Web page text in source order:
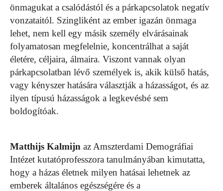
önmagukat a csalódástól és a párkapcsolatok negatív
vonzataitól. Szingliként az ember igazán önmaga
lehet, nem kell egy másik személy elvárásainak
folyamatosan megfelelnie, koncentrálhat a saját
életére, céljaira, álmaira. Viszont vannak olyan
párkapcsolatban lévő személyek is, akik külső hatás,
vagy kényszer hatására választják a házasságot, és az
ilyen típusú házasságok a legkevésbé sem
boldogítóak.
Matthijs Kalmijn az Amszterdami Demográfiai
Intézet kutatóprofesszora tanulmányában kimutatta,
hogy a házas életnek milyen hatásai lehetnek az
emberek általános egészségére és a